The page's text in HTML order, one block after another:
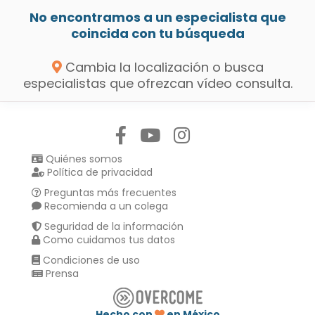
No encontramos a un especialista que
coincida con tu búsqueda
Cambia la localización o busca
especialistas que ofrezcan vídeo consulta.
Quiénes somos
Política de privacidad
Preguntas más frecuentes
Recomienda a un colega
Seguridad de la información
Como cuidamos tus datos
Condiciones de uso
Prensa